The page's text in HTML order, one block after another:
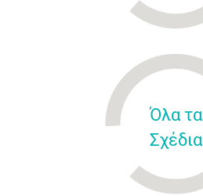
Όλα τα
Σχέδια